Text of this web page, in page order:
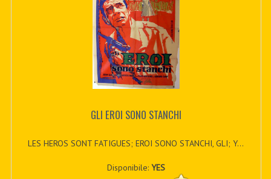
GLI EROI SONO STANCHI
LES HEROS SONT FATIGUES; EROI SONO STANCHI, GLI; Y...
Disponibile: YES